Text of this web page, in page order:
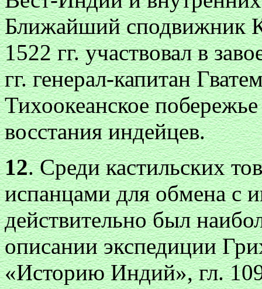
Ближайший сподвижник
1522 гг. участвовал в
гг. генерал-капитан
Тихоокеанское
восстания индейцев.
12. Среди кастильских
испанцами для обмена с
действительно был
описании экспедиции
«Историю Индий», гл.